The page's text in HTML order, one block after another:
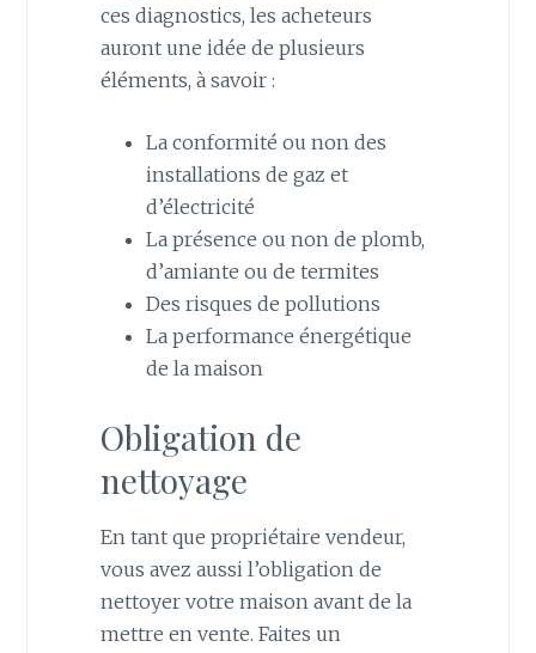
ces diagnostics, les acheteurs
auront une idée de plusieurs
éléments, à savoir :
La conformité ou non des
installations de gaz et
d’électricité
La présence ou non de plomb,
d’amiante ou de termites
Des risques de pollutions
La performance énergétique
de la maison
Obligation de
nettoyage
En tant que propriétaire vendeur,
vous avez aussi l’obligation de
nettoyer votre maison avant de la
mettre en vente. Faites un